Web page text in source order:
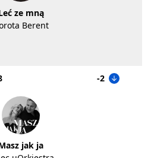
ze mną
Berent
-2
jak ja